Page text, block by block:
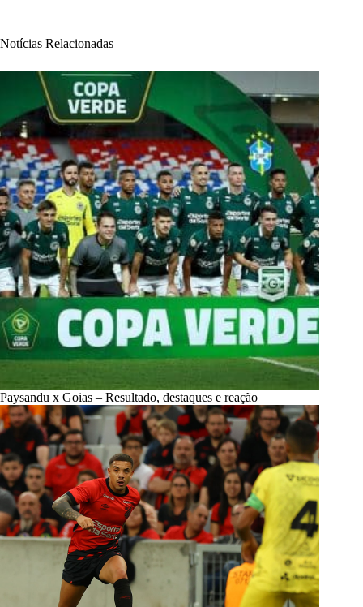
Notícias Relacionadas
Paysandu x Goias – Resultado, destaques e reação